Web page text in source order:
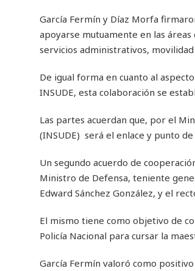
García Fermín y Díaz Morfa
apoyarse mutuamente en las
servicios administrativos,
De igual forma en cuanto al
INSUDE, esta colaboración se
Las partes acuerdan que, por el
(INSUDE) será el enlace y punto
Un segundo acuerdo de
Ministro de Defensa, teniente
Edward Sánchez González, y el
El mismo tiene como objetivo de
Policía Nacional para cursar la
García Fermín valoró como